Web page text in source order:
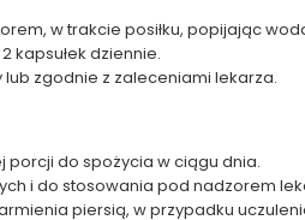
w trakcie posiłku, popijając
kapsułek dziennie.
zgodnie z zaleceniami lekarza.
do spożycia w ciągu dnia.
i do stosowania pod nadzorem
piersią, w przypadku